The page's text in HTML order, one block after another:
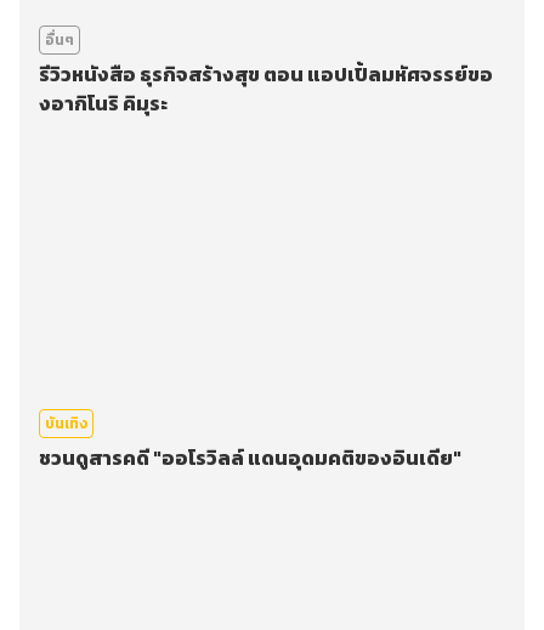
อื่นๆ
รีวิวหนังสือ ธุรกิจสร้างสุข ตอน แอปเปิ้ลมหัศจรรย์ขอ
งอากิโนริ คิมุระ
บันเทิง
ชวนดูสารคดี "ออโรวิลล์ แดนอุดมคติของอินเดีย"